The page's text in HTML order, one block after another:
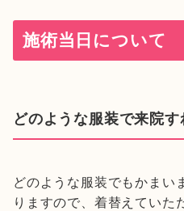
施術当日について
どのような服装で来院
どのような服装でもかまい
りますので、着替えていた